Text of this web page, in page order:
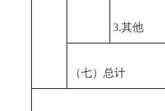
3.其他
（七）总计